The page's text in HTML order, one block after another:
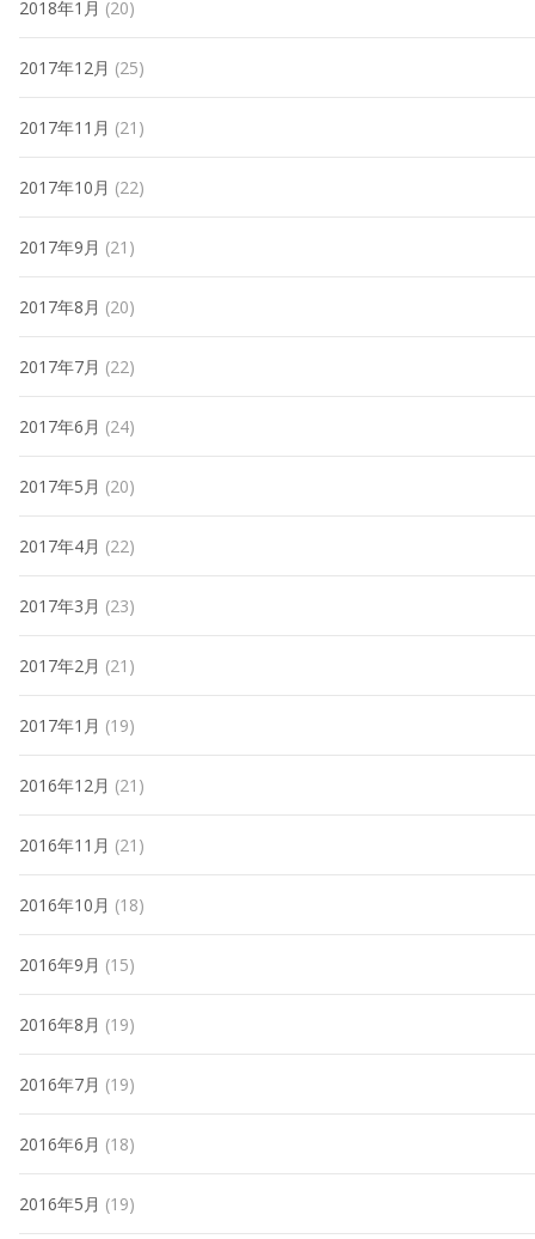
2018年1月 (20)
2017年12月 (25)
2017年11月 (21)
2017年10月 (22)
2017年9月 (21)
2017年8月 (20)
2017年7月 (22)
2017年6月 (24)
2017年5月 (20)
2017年4月 (22)
2017年3月 (23)
2017年2月 (21)
2017年1月 (19)
2016年12月 (21)
2016年11月 (21)
2016年10月 (18)
2016年9月 (15)
2016年8月 (19)
2016年7月 (19)
2016年6月 (18)
2016年5月 (19)